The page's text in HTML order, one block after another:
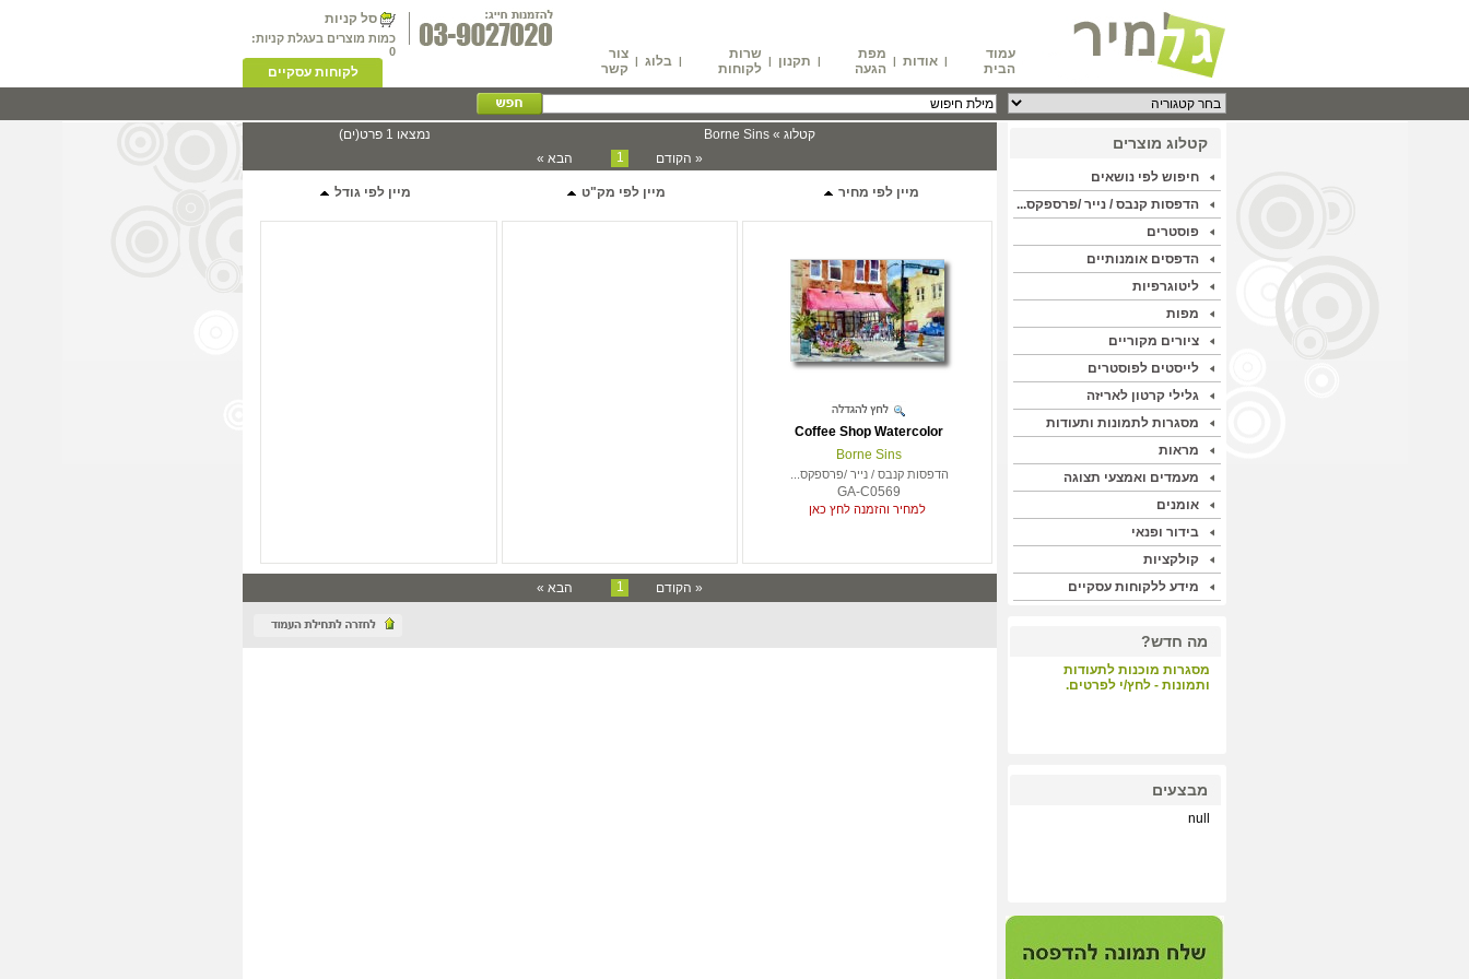
עמוד
הבית
| אודות |
מפת
הגעה
| תקנון |
שרות
לקוחות
| בלוג | צור
קשר
סל קניות
כמות מוצרים בעגלת קניות:
0
לקוחות עסקיים
קטלוג מוצרים
חיפוש לפי נושאים
הדפסות קנבס / נייר /פרספקס...
פוסטרים
הדפסים אומנותיים
ליטוגרפיות
מפות
ציורים מקוריים
לייסטים לפוסטרים
גלילי קרטון לאריזה
מסגרות לתמונות ותעודות
מראות
מעמדים ואמצעי תצוגה
אומנים
בידור ופנאי
קולקציות
מידע ללקוחות עסקיים
מה חדש?
מסגרות מוכנות לתעודות
ותמונות - לחץ/י לפרטים.
וסימולציה - לחץ/י לפרטים.
מבצעים
null
קטלוג » Borne Sins
נמצאו 1 פרט(ים)
« הקודם
1 הבא »
מיין לפי מחיר מיין לפי מק"ט מיין לפי גודל
Coffee Shop Watercolor
Borne Sins
הדפסות קנבס / נייר /פרספקס...
GA-C0569
למחיר והזמנה לחץ כאן
« הקודם 1 הבא »